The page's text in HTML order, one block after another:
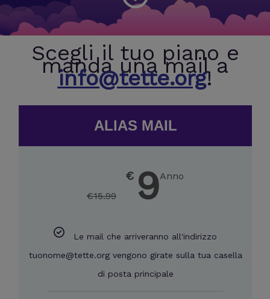
Scegli il tuo piano e
manda una mail a
info@tette.org!
ALIAS MAIL
€15.99
€ 9Anno
Le mail che arriveranno all'indirizzo
tuonome@tette.org vengono girate sulla tua casella
di posta principale